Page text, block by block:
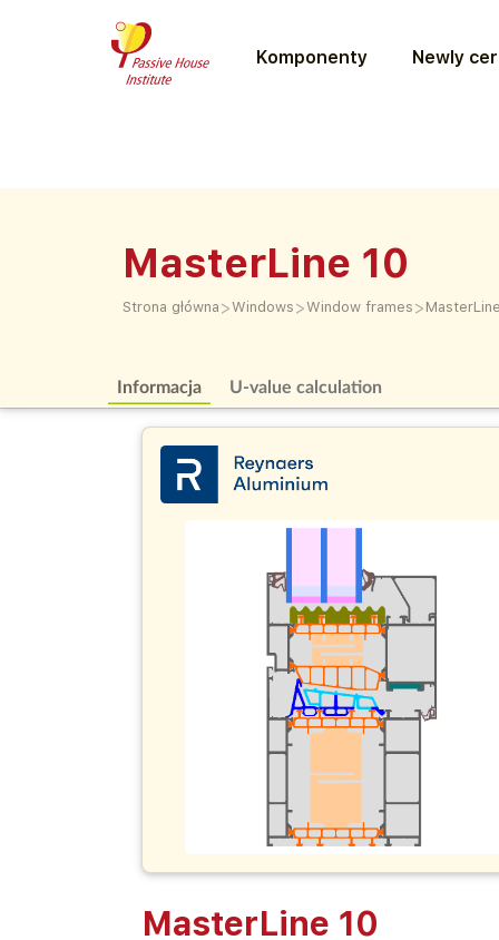
Komponenty Newly
MasterLine 10
Strona główna >Windows >Window frames >
Informacja U-value calculation
MasterLine 10